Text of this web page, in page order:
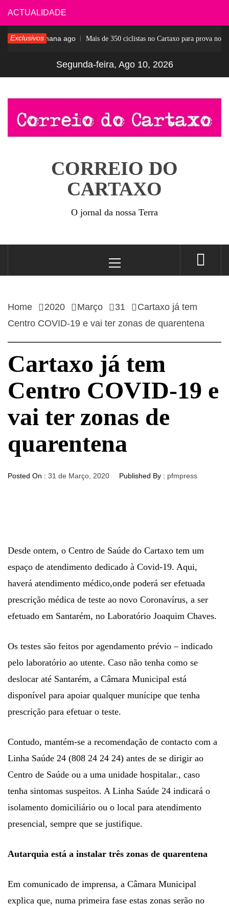
Skip
to
content
ACTUALIDADE
Exclusivos
1 semana ago Mais de 350 ciclistas no Cartaxo para prova notável
Segunda-feira, Ago 10, 2026
CORREIO DO
CARTAXO
O jornal da nossa Terra
Menu
Home 2020 Março 31
Cartaxo já tem
Centro COVID-19 e vai ter zonas de quarentena
Cartaxo já tem
Centro COVID-19 e
vai ter zonas de
quarentena
Posted On : 31 de Março, 2020 Published By : pfmpress
Desde ontem, o Centro de Saúde do Cartaxo tem um
espaço de atendimento dedicado à Covid-19. Aqui,
haverá atendimento médico,onde poderá ser efetuada
prescrição médica de teste ao novo Coronavírus, a ser
efetuado em Santarém, no Laboratório Joaquim Chaves.
Os testes são feitos por agendamento prévio – indicado
pelo laboratório ao utente. Caso não tenha como se
deslocar até Santarém, a Câmara Municipal está
disponível para apoiar qualquer munícipe que tenha
prescrição para efetuar o teste.
Contudo, mantém-se a recomendação de contacto com a
Linha Saúde 24 (808 24 24 24) antes de se dirigir ao
Centro de Saúde ou a uma unidade hospitalar., caso
tenha sintomas suspeitos. A Linha Saúde 24 indicará o
isolamento domiciliário ou o local para atendimento
presencial, sempre que se justifique.
Autarquia está a instalar três zonas de quarentena
Em comunicado de imprensa, a Câmara Municipal
explica que, numa primeira fase estas zonas serão no